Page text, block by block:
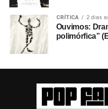
CRÍTICA 2 dias
Ouvimos:
polimórfica”